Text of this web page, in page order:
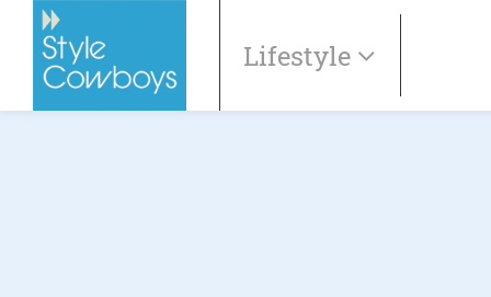
Lifestyle